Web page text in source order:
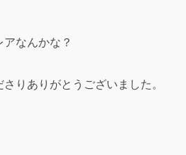
なんかな？
りありがとうございました。